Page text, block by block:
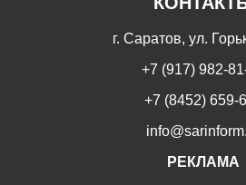
г. Саратов, ул.
+7 (917) 982-
+7 (8452) 659-
РЕКЛАМА